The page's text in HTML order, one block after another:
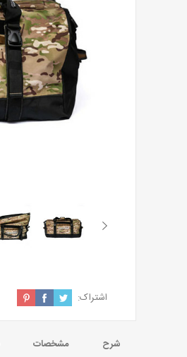
اشتراک:
شرح مشخصات